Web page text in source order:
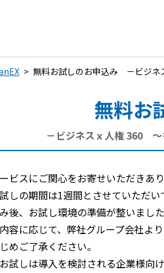
無料お試しのお申込み －ビジ
無料お
－ビジネスｘ人権 360 ～
ビスにご関心をお寄せいただきあ
しの期間は1週間とさせていただい
後、お試し環境の準備が整いまし
容に応じて、弊社グループ会社よ
めご了承ください。
試しは導入を検討される企業様向